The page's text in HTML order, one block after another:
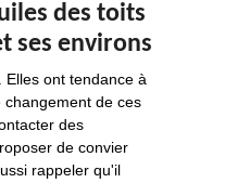
des toits
ses environs
ont tendance à
de ces
des
de convier
rappeler qu'il